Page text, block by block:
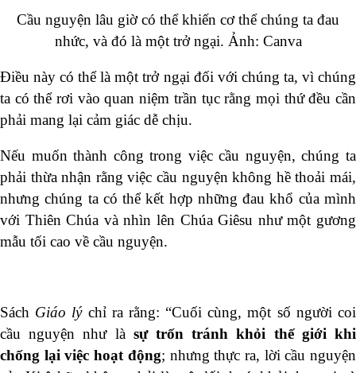
Cầu nguyện lâu giờ có thể khiến cơ thể chúng ta đau
nhức, và đó là một trở ngại. Ảnh: Canva
Điều này có thể là một trở ngại đối với chúng ta, vì chúng
ta có thể rơi vào quan niệm trần tục rằng mọi thứ đều cần
phải mang lại cảm giác dễ chịu.
Nếu muốn thành công trong việc cầu nguyện, chúng ta
phải thừa nhận rằng việc cầu nguyện không hề thoải mái,
nhưng chúng ta có thể kết hợp những đau khổ của mình
với Thiên Chúa và nhìn lên Chúa Giêsu như một gương
mẫu tối cao về cầu nguyện.
Sách Giáo lýchỉ ra rằng: “Cuối cùng, một số người coi
cầu nguyện như là sự trốn tránh khỏi thế giới khi
chống lại việc hoạt động; nhưng thực ra, lời cầu nguyện